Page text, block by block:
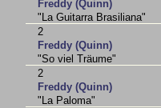
Freddy (Quinn)
"La Guitarra Brasiliana"
2
Freddy (Quinn)
"So viel Träume"
2
Freddy (Quinn)
"La Paloma"